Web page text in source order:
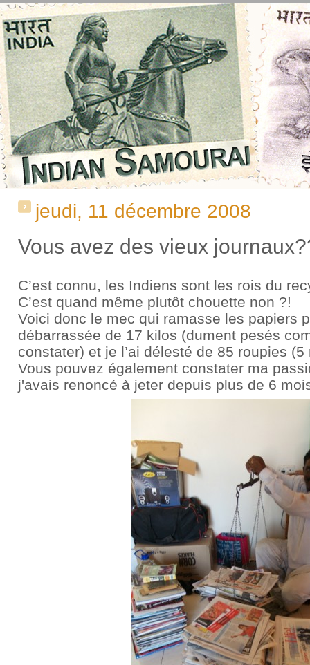
jeudi, 11 décembre 2008
Vous avez des vieux
C’est connu, les Indiens sont les rois du
C’est quand même plutôt chouette non ?!
Voici donc le mec qui ramasse les papiers
débarrassée de 17 kilos (dument pesés
constater) et je l’ai délesté de 85 roupies
Vous pouvez également constater ma
j'avais renoncé à jeter depuis plus de 6